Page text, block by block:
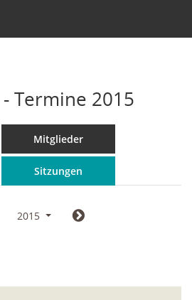
Termine 2015
Mitglieder
Sitzungen
2015